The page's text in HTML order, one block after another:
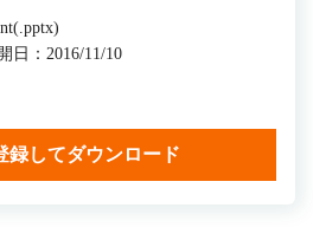
日：2016/11/10
録してダウンロード